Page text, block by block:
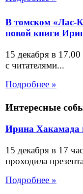
В томском «Лас-
новой книги
15 декабря в
с читателями...
Подробнее »
Интересные
Ирина Хакамада
15 декабря в 17
проходила
Подробнее »